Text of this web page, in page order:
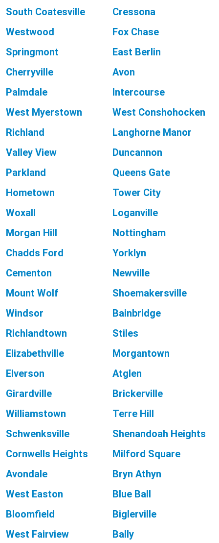
South Coatesville
Cressona
Westwood
Fox Chase
Springmont
East Berlin
Cherryville
Avon
Palmdale
Intercourse
West Myerstown
West Conshohocken
Richland
Langhorne Manor
Valley View
Duncannon
Parkland
Queens Gate
Hometown
Tower City
Woxall
Loganville
Morgan Hill
Nottingham
Chadds Ford
Yorklyn
Cementon
Newville
Mount Wolf
Shoemakersville
Windsor
Bainbridge
Richlandtown
Stiles
Elizabethville
Morgantown
Elverson
Atglen
Girardville
Brickerville
Williamstown
Terre Hill
Schwenksville
Shenandoah Heights
Cornwells Heights
Milford Square
Avondale
Bryn Athyn
West Easton
Blue Ball
Bloomfield
Biglerville
West Fairview
Bally